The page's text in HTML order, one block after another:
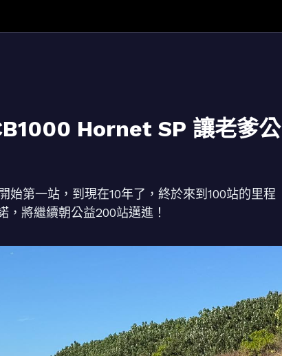
Hornet SP 讓老爹公
始第一站，到現在10年了，終於來到100站的里程
將繼續朝公益200站邁進！